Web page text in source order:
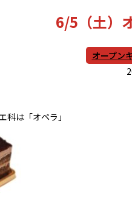
6/5（土）
オープン
科は「オペラ」